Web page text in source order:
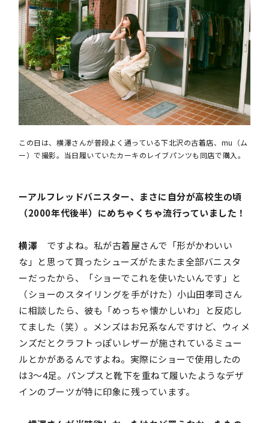
この日は、横澤さんが普段よく通っている下北沢の古着店、mu（ム
ー）で撮影。当日履いていたカーキのレイブパンツも同店で購入。
ーアルフレッドバニスター、まさに自分が高校生の頃
（2000年代後半）にめちゃくちゃ流行っていました！
横澤 ですよね。私が古着屋さんで「形がかわいい
な」と思って買ったシューズがたまたま全部バニスタ
ーだったから、「ショーでこれを使いたいんです」と
（ショーのスタイリングを手がけた）小山田孝司さん
に相談したら、彼も「めっちゃ懐かしいわ」と反応し
てました（笑）。メンズはお兄系なんですけど、ウィメ
ンズだとクラフトっぽいレザーが施されているミュー
ルとかがあるんですよね。実際にショーで使用したの
は3〜4足。パンプスと靴下を重ねて履いたようなデザ
インのブーツが特に印象に残っています。